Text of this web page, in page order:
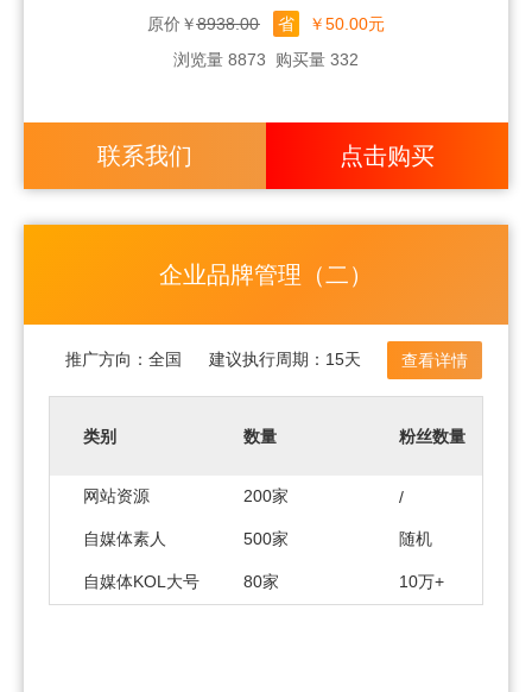
原价￥8938.00 省
￥50.00元
浏览量 8873
购买量 332
联系我们 点击购买
企业品牌管理（二）
推广方向： 全国 建议执行周期： 15天 查看详情
类别 数量 粉丝数量
网站资源 200家 /
自媒体素人 500家 随机
自媒体KOL大号 80家 10万+